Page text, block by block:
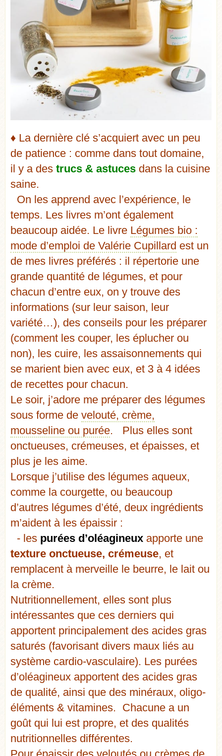
♦ La dernière clé s’acquiert avec un peu
de patience : comme dans tout domaine,
il y a des trucs & astuces dans la cuisine
saine.
On les apprend avec l’expérience, le
temps. Les livres m’ont également
beaucoup aidée. Le livre Légumes bio :
mode d’emploi de Valérie Cupillard est un
de mes livres préférés : il répertorie une
grande quantité de légumes, et pour
chacun d’entre eux, on y trouve des
informations (sur leur saison, leur
variété…), des conseils pour les préparer
(comment les couper, les éplucher ou
non), les cuire, les assaisonnements qui
se marient bien avec eux, et 3 à 4 idées
de recettes pour chacun.
Le soir, j’adore me préparer des légumes
sous forme de velouté, crème,
mousseline ou purée. Plus elles sont
onctueuses, crémeuses, et épaisses, et
plus je les aime.
Lorsque j’utilise des légumes aqueux,
comme la courgette, ou beaucoup
d’autres légumes d’été, deux ingrédients
m’aident à les épaissir :
- les purées d’oléagineux apporte une
texture onctueuse, crémeuse, et
remplacent à merveille le beurre, le lait ou
la crème.
Nutritionnellement, elles sont plus
intéressantes que ces derniers qui
apportent principalement des acides gras
saturés (favorisant divers maux liés au
système cardio-vasculaire). Les purées
d’oléagineux apportent des acides gras
de qualité, ainsi que des minéraux, oligo-
éléments & vitamines. Chacune a un
goût qui lui est propre, et des qualités
nutritionnelles différentes.